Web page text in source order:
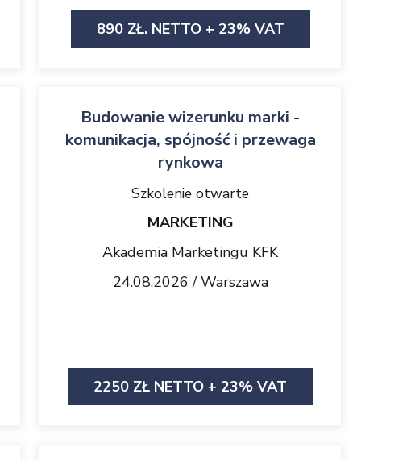
890 ZŁ. NETTO + 23% VAT
Budowanie wizerunku marki -
komunikacja, spójność i przewaga
rynkowa
Szkolenie otwarte
MARKETING
Akademia Marketingu KFK
24.08.2026 / Warszawa
2250 ZŁ NETTO + 23% VAT